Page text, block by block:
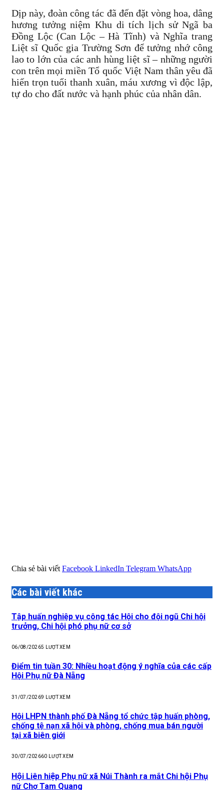
Dịp này, đoàn công tác đã đến đặt vòng hoa, dâng
hương tưởng niệm Khu di tích lịch sử Ngã ba
Đồng Lộc (Can Lộc – Hà Tĩnh) và Nghĩa trang
Liệt sĩ Quốc gia Trường Sơn để tưởng nhớ công
lao to lớn của các anh hùng liệt sĩ – những người
con trên mọi miền Tổ quốc Việt Nam thân yêu đã
hiến trọn tuổi thanh xuân, máu xương vì độc lập,
tự do cho đất nước và hạnh phúc của nhân dân.
Chia sẻ bài viết Facebook LinkedIn Telegram WhatsApp
Các bài viết khác
Tập huấn nghiệp vụ công tác Hội cho đội ngũ Chi hội
trưởng, Chi hội phó phụ nữ cơ sở
06/08/20265 LƯỢT XEM
Điểm tin tuần 30: Nhiều hoạt động ý nghĩa của các cấp
Hội Phụ nữ Đà Nẵng
31/07/20269 LƯỢT XEM
Hội LHPN thành phố Đà Nẵng tổ chức tập huấn phòng,
chống tệ nạn xã hội và phòng, chống mua bán người
tại xã biên giới
30/07/202660 LƯỢT XEM
Hội Liên hiệp Phụ nữ xã Núi Thành ra mắt Chi hội Phụ
nữ Chợ Tam Quang